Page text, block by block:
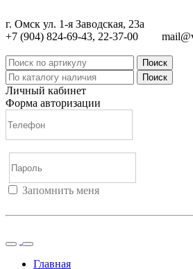
г. Омск ул. 1-я Заводская, 23а
+7 (904) 824-69-43, 22-37-00
Поиск
Поиск
Личный кабинет
Форма авторизации
Запомнить меня
Главная